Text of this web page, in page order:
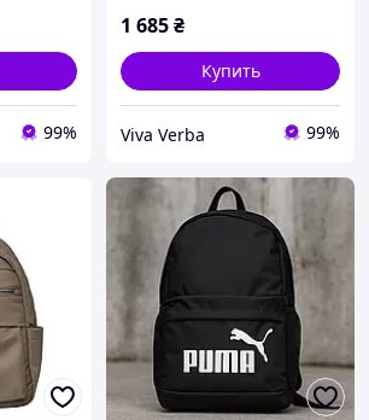
99%
1 685₴
Купить
Viva Verba 99%